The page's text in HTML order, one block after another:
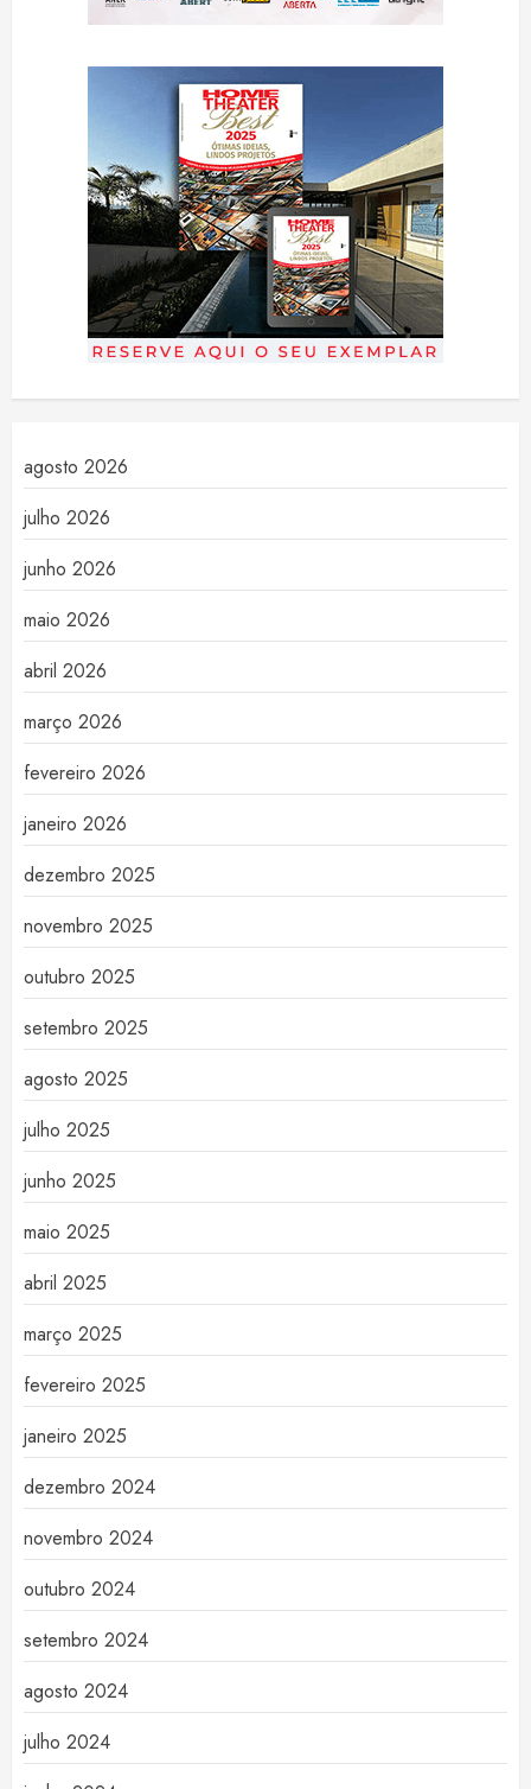
agosto 2026
julho 2026
junho 2026
maio 2026
abril 2026
março 2026
fevereiro 2026
janeiro 2026
dezembro 2025
novembro 2025
outubro 2025
setembro 2025
agosto 2025
julho 2025
junho 2025
maio 2025
abril 2025
março 2025
fevereiro 2025
janeiro 2025
dezembro 2024
novembro 2024
outubro 2024
setembro 2024
agosto 2024
julho 2024